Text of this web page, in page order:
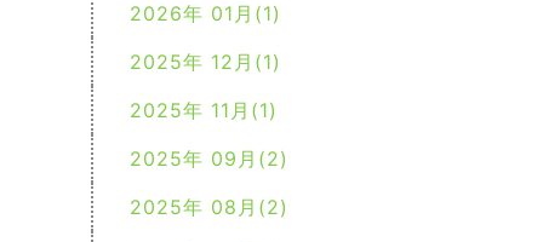
2026年 01月(1)
2025年 12月(1)
2025年 11月(1)
2025年 09月(2)
2025年 08月(2)